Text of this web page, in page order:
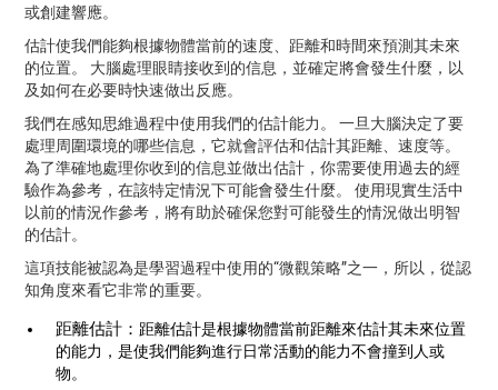
或創建響應。
估計使我們能夠根據物體當前的速度、距離和時間來預測其未來
的位置。 大腦處理眼睛接收到的信息，並確定將會發生什麼，以
及如何在必要時快速做出反應。
我們在感知思維過程中使用我們的估計能力。 一旦大腦決定了要
處理周圍環境的哪些信息，它就會評估和估計其距離、速度等。
為了準確地處理你收到的信息並做出估計，你需要使用過去的經
驗作為參考，在該特定情況下可能會發生什麼。 使用現實生活中
以前的情況作參考，將有助於確保您對可能發生的情況做出明智
的估計。
這項技能被認為是學習過程中使用的“微觀策略”之一，所以，從認
知角度來看它非常的重要。
距離估計： 距離估計是根據物體當前距離來估計其未來位置
的能力，是使我們能夠進行日常活動的能力不會撞到人或
物。